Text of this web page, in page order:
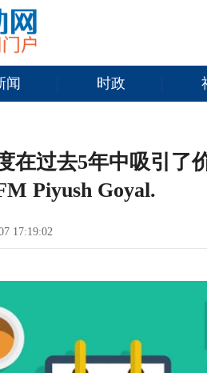
闻 时政
在过去5年中吸引了
Piyush Goyal.
17:19:02